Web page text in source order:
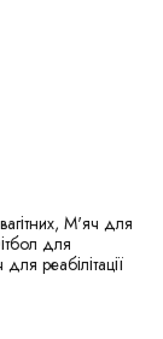
М'яч для
для
реабілітації